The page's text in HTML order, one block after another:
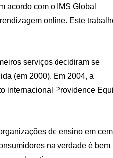
acordo com o IMS Global
online. Este
serviços decidiram se
(em 2000). Em 2004, a
internacional Providence
de ensino em cem
na verdade é bem